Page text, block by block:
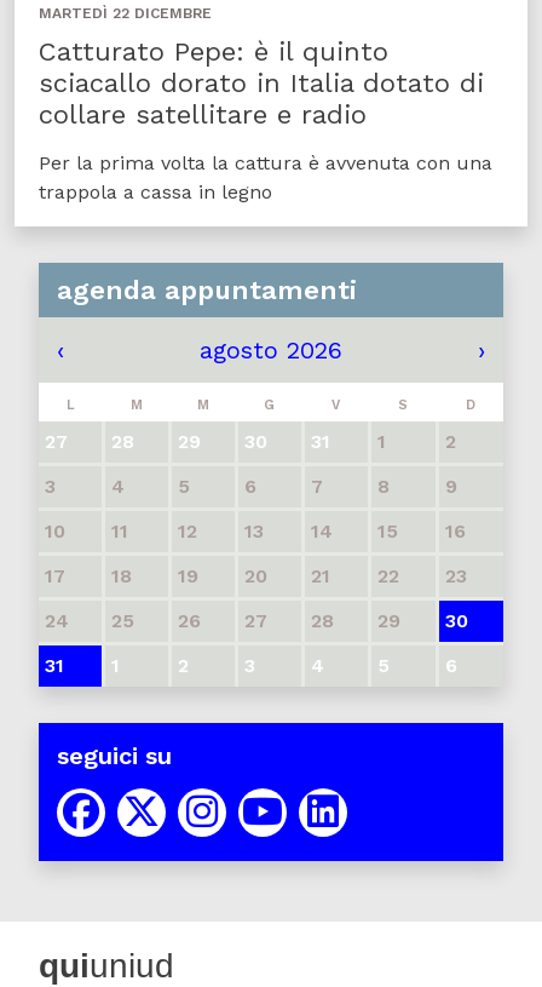
MARTEDÌ 22 DICEMBRE
Catturato Pepe: è il quinto
sciacallo dorato in Italia dotato di
collare satellitare e radio
Per la prima volta la cattura è avvenuta con una
trappola a cassa in legno
agenda appuntamenti
‹ agosto 2026 ›
L M M G V S D
27 28 29 30 31 1
2
3
4 5 6 7 8
9
10
11 12 13 14 15
16
17
18 19 20 21 22
23
24
25 26 27 28 29
30
31
1 2 3 4 5 6
seguici su
quiuniud